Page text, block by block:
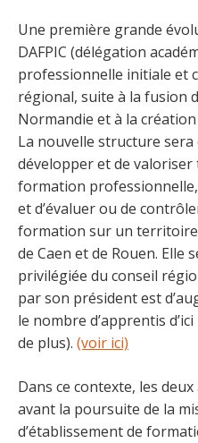
Une première grande
DAFPIC (délégation
professionnelle initiale et
régional, suite à la fusion
Normandie et à la
La nouvelle structure sera
développer et de valoriser
formation
et d’évaluer ou de
formation sur un
de Caen et de Rouen. Elle
privilégiée du conseil
par son président est
le nombre d’apprentis
de plus). (voir ici)
Dans ce contexte, les
avant la poursuite de la
d’établissement de